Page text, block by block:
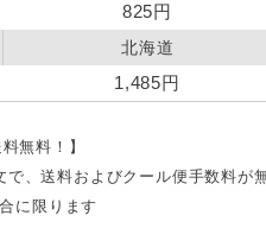
825円
北海道
1,485円
無料！】
、送料およびクール便手数料が
に限ります